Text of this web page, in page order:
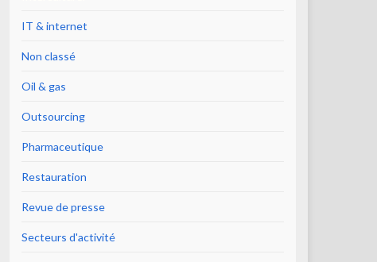
IT & internet
Non classé
Oil & gas
Outsourcing
Pharmaceutique
Restauration
Revue de presse
Secteurs d'activité